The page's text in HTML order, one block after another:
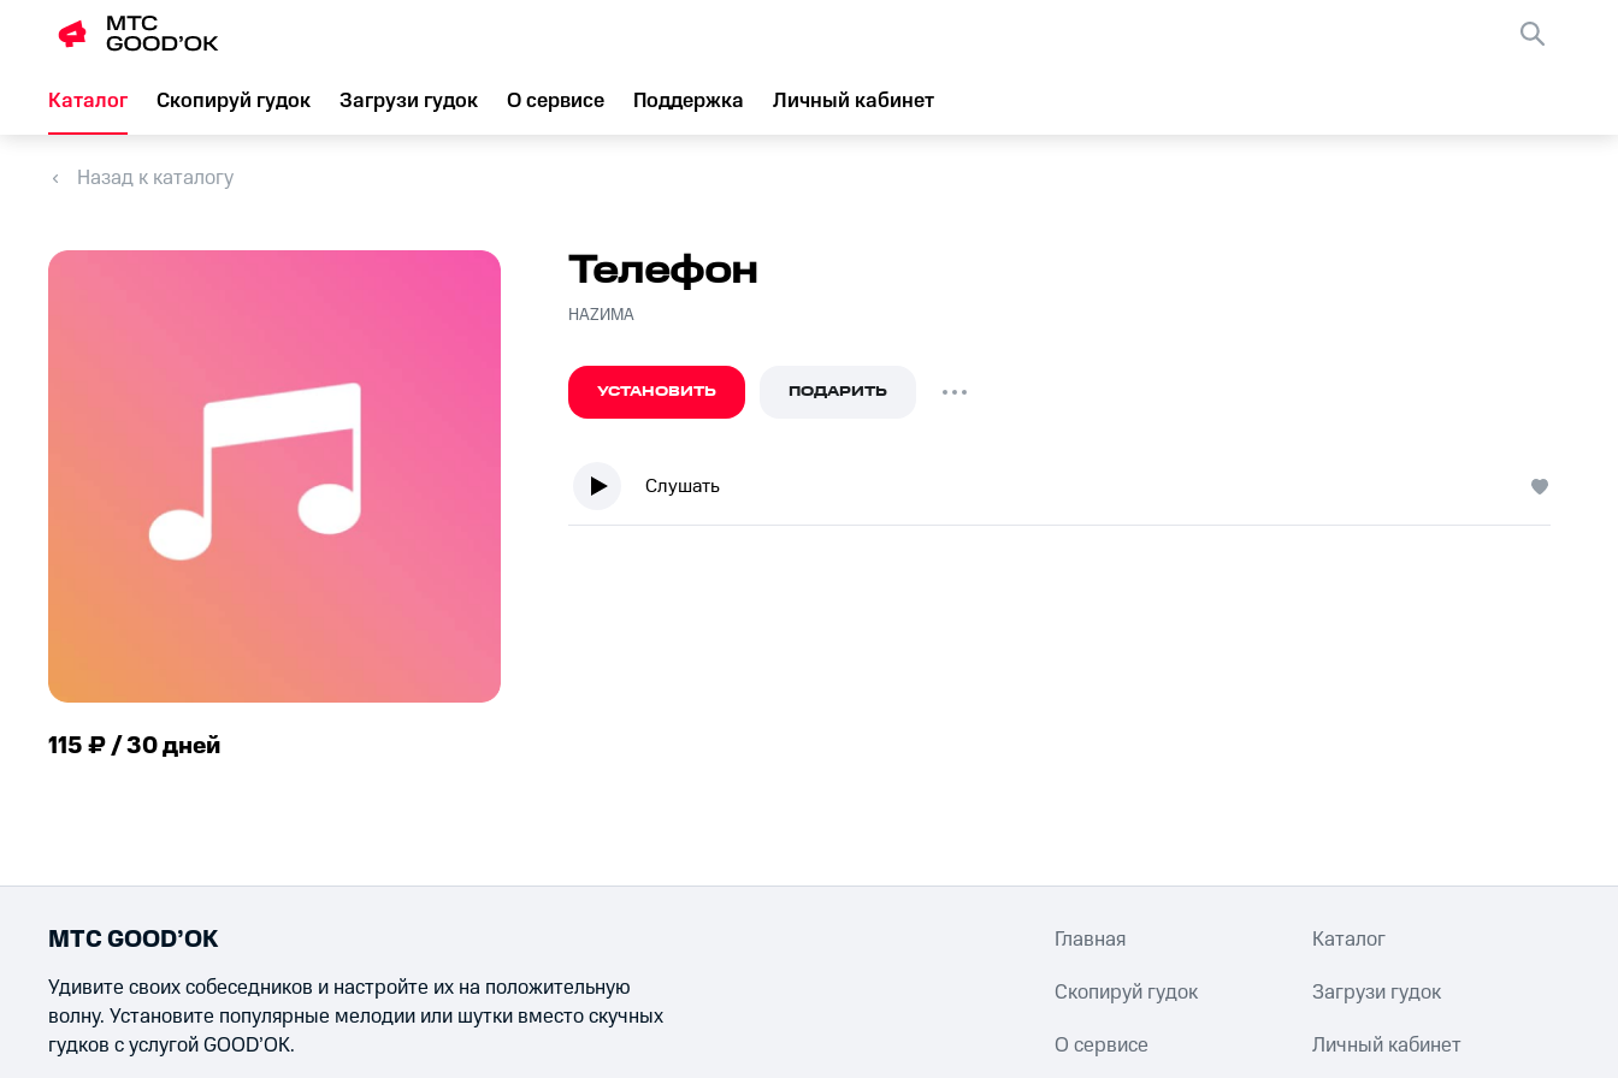
Каталог Скопируй гудок Загрузи гудок О сервисе Поддержка Личный кабинет
Назад к каталогу
115 ₽ / 30 дней
Телефон
НАZИМА
УСТАНОВИТЬ ПОДАРИТЬ
Слушать
МТС GOOD’OK
Удивите своих собеседников и настройте их на положительную
волну. Установите популярные мелодии или шутки вместо скучных
гудков с услугой GOOD’OK.
Главная Каталог
Скопируй гудок Загрузи гудок
О сервисе Личный кабинет